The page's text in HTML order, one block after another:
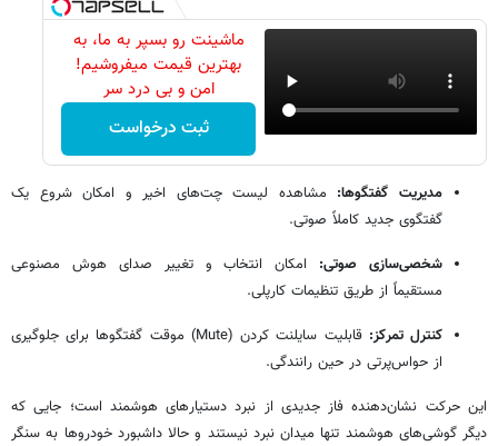
ماشینت رو بسپر به ما، به
بهترین قیمت میفروشیم!
امن و بی درد سر
ثبت درخواست
مدیریت گفتگوها: مشاهده لیست چت‌های اخیر و امکان شروع یک
گفتگوی جدید کاملاً صوتی.
شخصی‌سازی صوتی: امکان انتخاب و تغییر صدای هوش مصنوعی
مستقیماً از طریق تنظیمات کارپلی.
کنترل تمرکز:
قابلیت سایلنت کردن (Mute) موقت گفتگوها برای جلوگیری
از حواس‌پرتی در حین رانندگی.
این حرکت نشان‌دهنده فاز جدیدی از نبرد دستیارهای هوشمند است؛ جایی که
دیگر گوشی‌های هوشمند تنها میدان نبرد نیستند و حالا داشبورد خودروها به سنگر